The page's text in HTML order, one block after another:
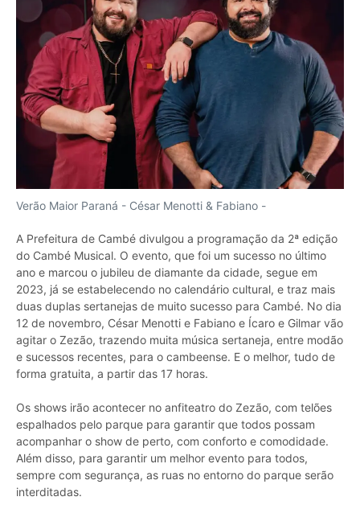
Verão Maior Paraná - César Menotti & Fabiano -
A Prefeitura de Cambé divulgou a programação da 2ª edição
do Cambé Musical. O evento, que foi um sucesso no último
ano e marcou o jubileu de diamante da cidade, segue em
2023, já se estabelecendo no calendário cultural, e traz mais
duas duplas sertanejas de muito sucesso para Cambé. No dia
12 de novembro, César Menotti e Fabiano e Ícaro e Gilmar vão
agitar o Zezão, trazendo muita música sertaneja, entre modão
e sucessos recentes, para o cambeense. E o melhor, tudo de
forma gratuita, a partir das 17 horas.
Os shows irão acontecer no anfiteatro do Zezão, com telões
espalhados pelo parque para garantir que todos possam
acompanhar o show de perto, com conforto e comodidade.
Além disso, para garantir um melhor evento para todos,
sempre com segurança, as ruas no entorno do parque serão
interditadas.